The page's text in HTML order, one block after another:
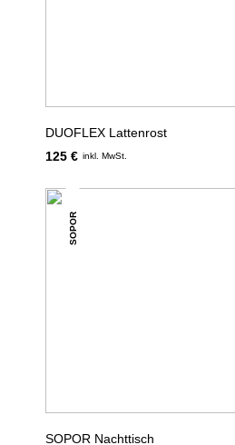
DUOFLEX Lattenrost
125 € inkl. MwSt.
SOPOR
SOPOR Nachttisch